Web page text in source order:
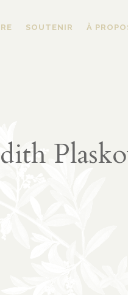
SOUTENIR À